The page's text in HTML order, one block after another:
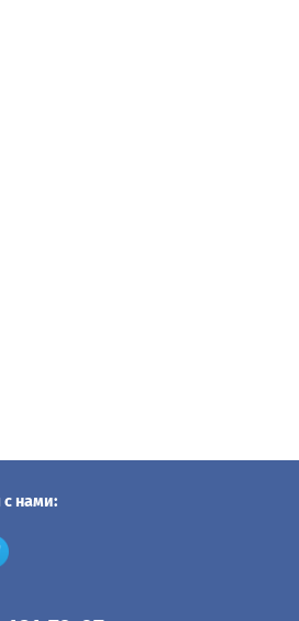
с нами: